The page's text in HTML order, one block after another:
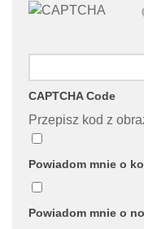
CAPTCHA Code
Przepisz kod z
Powiadom mnie o
Powiadom mnie o